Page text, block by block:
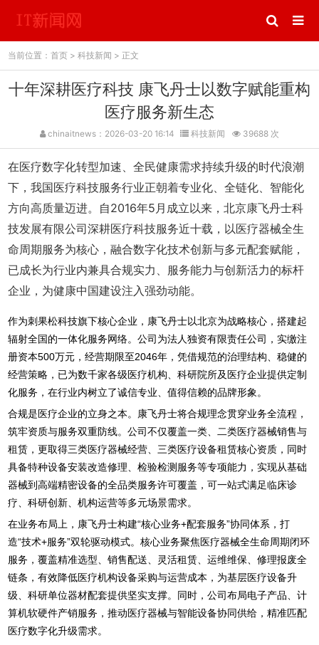
当前位置： 首页> 科技新闻 > 正文
十年深耕医疗科技 康飞丹士以数字赋能重构
医疗服务新生态
chinaitnews：2026-03-20 16:14 科技新闻 39688 次
在医疗数字化转型加速、全民健康需求持续升级的时代浪潮
下，我国医疗科技服务行业正朝着专业化、全链化、智能化
方向高质量迈进。自2016年5月成立以来，北京康飞丹士科
技发展有限公司深耕医疗科技服务近十载，以医疗器械全生
命周期服务为核心，融合数字化技术创新与多元配套赋能，
已成长为行业内兼具合规实力、服务能力与创新活力的标杆
企业，为健康中国建设注入强劲动能。
作为刺果松科技旗下核心企业，康飞丹士以北京为战略核心，搭建起
辐射全国的一体化服务网络。公司为法人独资有限责任公司，实缴注
册资本500万元，经营期限至2046年，凭借规范的治理结构、稳健的
经营策略，已为数千家各级医疗机构、科研院所及医疗企业提供定制
化服务，在行业内树立了诚信专业、值得信赖的品牌形象。
合规是医疗企业的立身之本。康飞丹士将合规理念贯穿业务全流程，
筑牢资质与服务双重防线。公司不仅覆盖一类、二类医疗器械销售与
租赁，更取得三类医疗器械经营、三类医疗设备租赁核心资质，同时
具备特种设备安装改造修理、检验检测服务等专项能力，实现从基础
器械到高端精密设备的全品类服务许可覆盖，可一站式满足临床诊
疗、科研创新、机构运营等多元场景需求。
在业务布局上，康飞丹士构建“核心业务+配套服务”协同体系，打
造“技术+服务”双轮驱动模式。核心业务聚焦医疗器械全生命周期闭环
服务，覆盖精准选型、销售配送、灵活租赁、运维维保、修理报废全
链条，有效降低医疗机构设备采购与运营成本，为基层医疗设备升
级、科研单位器材配套提供坚实支撑。同时，公司布局电子产品、计
算机软硬件产销服务，推动医疗器械与智能设备协同供给，精准匹配
医疗数字化升级需求。